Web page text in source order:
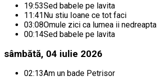
19:53Sed babele pe lavita
11:41Nu stiu Ioane ce tot faci
03:08Omule zici ca lumea ii nedreapta
00:14Sed babele pe lavita
sâmbătă, 04 iulie 2026
02:13Am un bade Petrisor